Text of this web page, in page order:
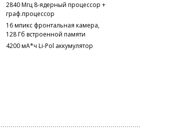
2840 Мгц 8-ядерный процессор +
граф.процессор
16 мпикс фронтальная камера,
128 Гб встроенной памяти
4200 мА*ч Li-Pol аккумулятор